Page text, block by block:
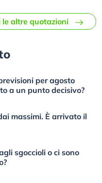
le altre quotazioni
per agosto
a un punto decisivo?
massimi. È arrivato il
sgoccioli o ci sono